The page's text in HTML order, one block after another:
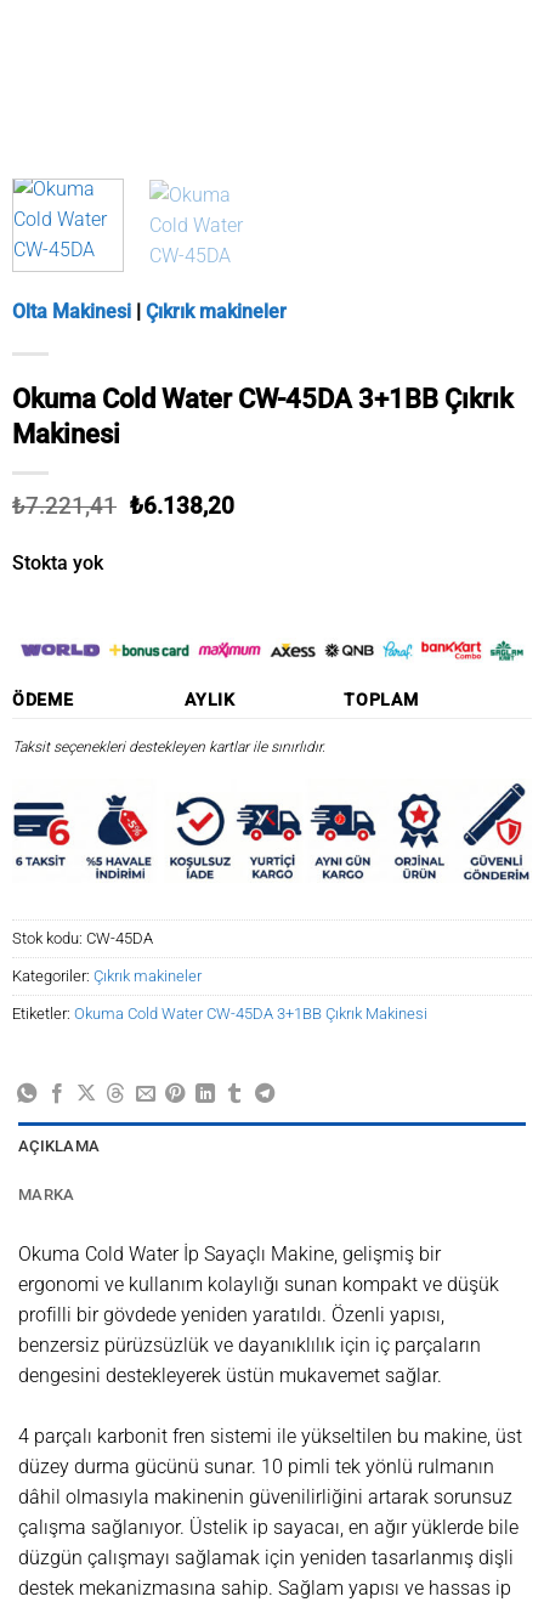
Olta Makinesi | Çıkrık makineler
Okuma Cold Water CW-45DA 3+1BB Çıkrık
Makinesi
₺7.221,41 Orijinal
₺6.138,20Şu
Stokta yok
ÖDEME AYLIK TOPLAM
Taksit seçenekleri destekleyen kartlar ile sınırlıdır.
Stok kodu: CW-45DA
Kategoriler: Çıkrık makineler
Etiketler: Okuma Cold Water CW-45DA 3+1BB Çıkrık Makinesi
AÇIKLAMA
MARKA
Okuma Cold Water İp Sayaçlı Makine, gelişmiş bir
ergonomi ve kullanım kolaylığı sunan kompakt ve düşük
profilli bir gövdede yeniden yaratıldı. Özenli yapısı,
benzersiz pürüzsüzlük ve dayanıklılık için iç parçaların
dengesini destekleyerek üstün mukavemet sağlar.
4 parçalı karbonit fren sistemi ile yükseltilen bu makine, üst
düzey durma gücünü sunar. 10 pimli tek yönlü rulmanın
dâhil olmasıyla makinenin güvenilirliğini artarak sorunsuz
çalışma sağlanıyor. Üstelik ip sayacaı, en ağır yüklerde bile
düzgün çalışmayı sağlamak için yeniden tasarlanmış dişli
destek mekanizmasına sahip. Sağlam yapısı ve hassas ip